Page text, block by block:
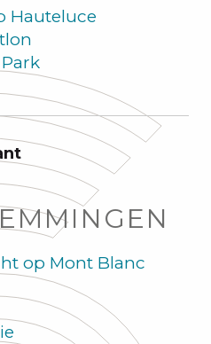
Hauteluce
op Mont Blanc